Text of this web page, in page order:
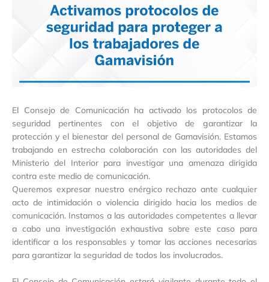
El Consejo de Comunicación ha activado los protocolos de
seguridad pertinentes con el objetivo de garantizar la
protección y el bienestar del personal de Gamavisión. Estamos
trabajando en estrecha colaboración con las autoridades del
Ministerio del Interior para investigar una amenaza dirigida
contra este medio de comunicación.
Queremos expresar nuestro enérgico rechazo ante cualquier
acto de intimidación o violencia dirigido hacia los medios de
comunicación. Instamos a las autoridades competentes a llevar
a cabo una investigación exhaustiva sobre este caso para
identificar a los responsables y tomar las acciones necesarias
para garantizar la seguridad de todos los involucrados.